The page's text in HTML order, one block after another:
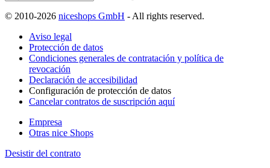
© 2010-2026 niceshops GmbH - All rights reserved.
Aviso legal
Protección de datos
Condiciones generales de contratación y política de
revocación
Declaración de accesibilidad
Configuración de protección de datos
Cancelar contratos de suscripción aquí
Empresa
Otras nice Shops
Desistir del contrato